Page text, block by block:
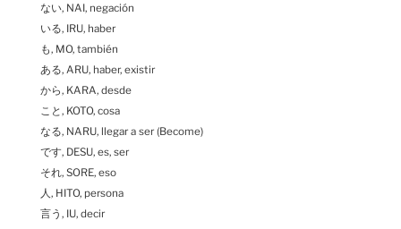
ない, NAI, negación
いる, IRU, haber
も, MO, también
ある, ARU, haber, existir
から, KARA, desde
こと, KOTO, cosa
なる, NARU, llegar a ser (Become)
です, DESU, es, ser
それ, SORE, eso
人, HITO, persona
言う, IU, decir